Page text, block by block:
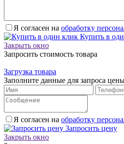
Я согласен на обработку
Купить в
Закрыть окно
Запросить стоимость товара
Загрузка товара
Заполните данные для запроса
Я согласен на обработку
Запросить цену
Закрыть окно